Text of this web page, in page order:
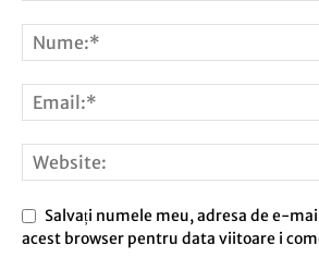
Salvați numele meu, adresa de e-
acest browser pentru data viitoare i